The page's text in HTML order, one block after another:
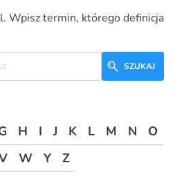
Wpisz termin, którego definicja
SZUKAJ
H I J K L M N
O
W Y Z